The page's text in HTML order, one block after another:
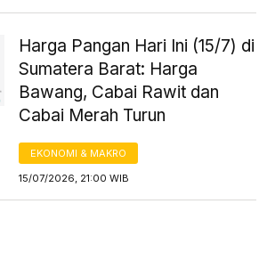
Harga Pangan Hari Ini (15/7) di
Sumatera Barat: Harga
Bawang, Cabai Rawit dan
Cabai Merah Turun
EKONOMI & MAKRO
15/07/2026, 21:00 WIB